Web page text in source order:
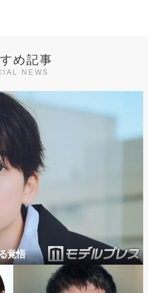
め記事
NEWS
覚悟